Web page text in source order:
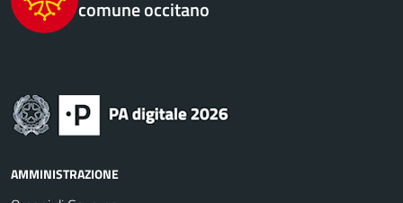
comune occitano
AMMINISTRAZIONE